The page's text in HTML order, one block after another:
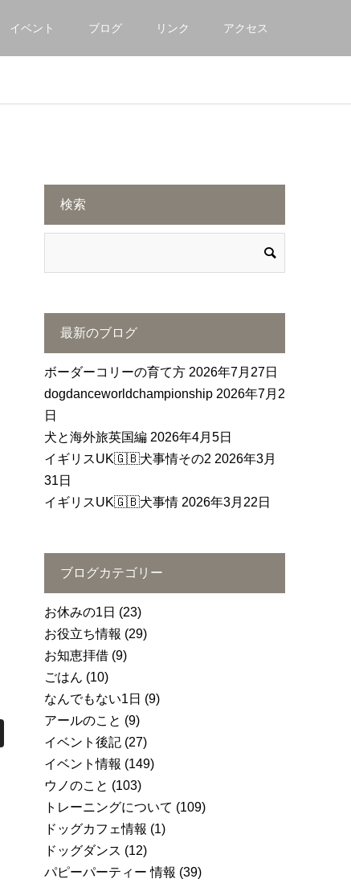
イベント ブログ リンク アクセス
検索
最新のブログ
ボーダーコリーの育て方 2026年7月27日
dogdanceworldchampionship 2026年7月2
日
犬と海外旅英国編 2026年4月5日
イギリスUK🇬🇧犬事情その2 2026年3月
31日
イギリスUK🇬🇧犬事情 2026年3月22日
ブログカテゴリー
お休みの1日 (23)
お役立ち情報 (29)
お知恵拝借 (9)
ごはん (10)
なんでもない1日 (9)
アールのこと (9)
イベント後記 (27)
イベント情報 (149)
ウノのこと (103)
トレーニングについて (109)
ドッグカフェ情報 (1)
ドッグダンス (12)
パピーパーティー 情報 (39)